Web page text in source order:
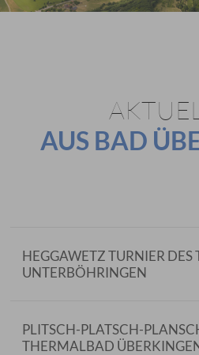
AUS BAD
HEGGAWETZ TURNIER DES
UNTERBÖHRINGEN
PLITSCH-PLATSCH-
THERMALBAD